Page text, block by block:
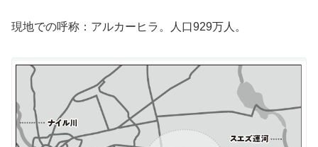
現地での呼称：アルカーヒラ。人口929万人。